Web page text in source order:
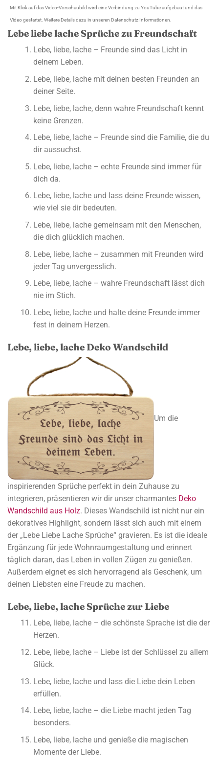
Mit Klick auf das Video-Vorschaubild wird eine Verbindung zu YouTube aufgebaut und das
Video gestartet. Weitere Details dazu in unseren Datenschutz Informationen.
Lebe liebe lache Sprüche zu Freundschaft
Lebe, liebe, lache – Freunde sind das Licht in
deinem Leben.
Lebe, liebe, lache mit deinen besten Freunden an
deiner Seite.
Lebe, liebe, lache, denn wahre Freundschaft kennt
keine Grenzen.
Lebe, liebe, lache – Freunde sind die Familie, die du
dir aussuchst.
Lebe, liebe, lache – echte Freunde sind immer für
dich da.
Lebe, liebe, lache und lass deine Freunde wissen,
wie viel sie dir bedeuten.
Lebe, liebe, lache gemeinsam mit den Menschen,
die dich glücklich machen.
Lebe, liebe, lache – zusammen mit Freunden wird
jeder Tag unvergesslich.
Lebe, liebe, lache – wahre Freundschaft lässt dich
nie im Stich.
Lebe, liebe, lache und halte deine Freunde immer
fest in deinem Herzen.
Lebe, liebe, lache Deko Wandschild
Um die
inspirierenden Sprüche perfekt in dein Zuhause zu
integrieren, präsentieren wir dir unser charmantes Deko
Wandschild aus Holz. Dieses Wandschild ist nicht nur ein
dekoratives Highlight, sondern lässt sich auch mit einem
der „Lebe Liebe Lache Sprüche“ gravieren. Es ist die ideale
Ergänzung für jede Wohnraumgestaltung und erinnert
täglich daran, das Leben in vollen Zügen zu genießen.
Außerdem eignet es sich hervorragend als Geschenk, um
deinen Liebsten eine Freude zu machen.
Lebe, liebe, lache Sprüche zur Liebe
Lebe, liebe, lache – die schönste Sprache ist die der
Herzen.
Lebe, liebe, lache – Liebe ist der Schlüssel zu allem
Glück.
Lebe, liebe, lache und lass die Liebe dein Leben
erfüllen.
Lebe, liebe, lache – die Liebe macht jeden Tag
besonders.
Lebe, liebe, lache und genieße die magischen
Momente der Liebe.